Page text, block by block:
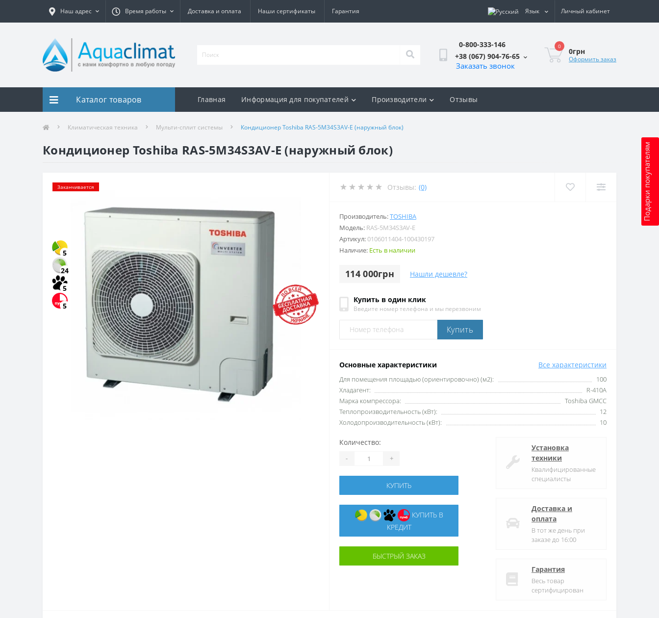
Наш адрес Время работы Доставка и оплата Наши сертификаты Гарантия Язык Личный кабинет
0-800-333-146
+38 (067) 904-76-65
Заказать звонок
0
0грн
Оформить заказ
Подарки покупателям
Каталог товаров Главная Информация для покупателей Производители Отзывы
Климатическая техника Мульти-сплит системы Кондиционер Toshiba RAS-5M34S3AV-E (наружный блок)
Кондиционер Toshiba RAS-5M34S3AV-E (наружный блок)
Заканчивается
5
24
5
5
Отзывы: (0)
Производитель:TOSHIBA
Модель: RAS-5M34S3AV-E
Артикул:0106011404-100430197
Наличие: Есть в наличии
114 000грн Нашли дешевле?
Купить в один клик
Введите номер телефона и мы перезвоним
Купить
Основные характеристики Все характеристики
Для помещения площадью (ориентировочно) (м2):
100
Хладагент:
R-410A
Марка компрессора:
Toshiba GMCC
Теплопроизводительность (кВт):
12
Холодопроизводительность (кВт):
10
Количество:
- +
КУПИТЬ
КУПИТЬ В
КРЕДИТ
БЫСТРЫЙ ЗАКАЗ
Установка
техники
Квалифицированные
специалисты
Доставка и
оплата
В тот же день при
заказе до 16:00
Гарантия
Весь товар
сертифицирован